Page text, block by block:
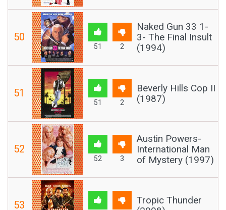
50
51 2
Naked Gun 33 1-
3- The Final Insult
(1994)
51
51 2
Beverly Hills Cop II
(1987)
52
52 3
Austin Powers-
International Man
of Mystery (1997)
53
Tropic Thunder